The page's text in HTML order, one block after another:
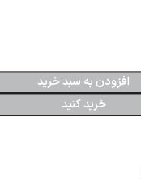
افزودن به سبد خرید
خرید کنید